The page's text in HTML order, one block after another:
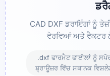
CAD DXF ਡਰਾਇੰਗਾਂ ਨੂੰ
ਵੇਰਵਿਆਂ ਅਤੇ ਵੈਕਟਰ
.dxf ਫਾਰਮੈਟ ਫਾਈਲਾਂ ਨੂੰ
ਬ੍ਰਾਊਜ਼ਰ ਵਿੱਚ ਸਥਾਨਕ